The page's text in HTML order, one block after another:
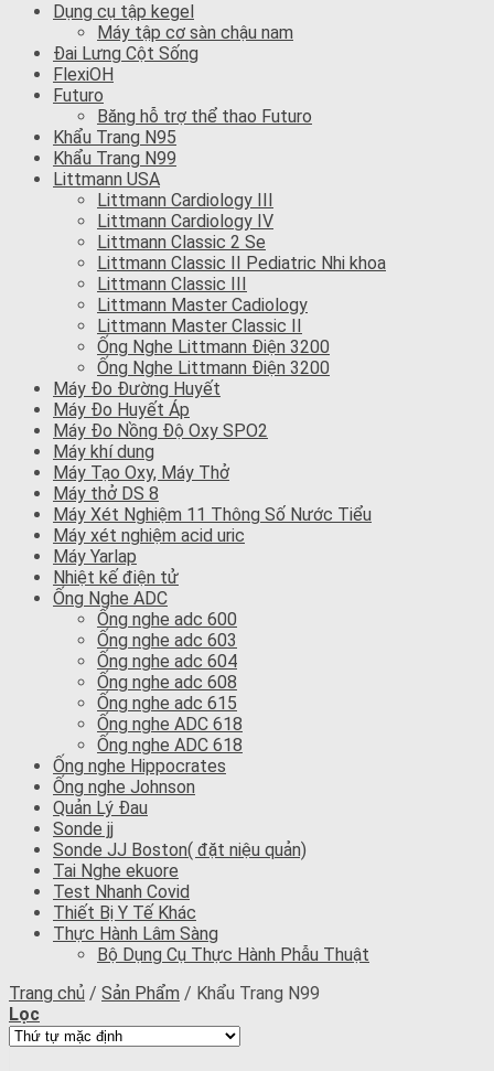
Dụng cụ tập kegel
Máy tập cơ sàn chậu nam
Đai Lưng Cột Sống
FlexiOH
Futuro
Băng hỗ trợ thể thao Futuro
Khẩu Trang N95
Khẩu Trang N99
Littmann USA
Littmann Cardiology III
Littmann Cardiology IV
Littmann Classic 2 Se
Littmann Classic II Pediatric Nhi khoa
Littmann Classic III
Littmann Master Cadiology
Littmann Master Classic II
Ống Nghe Littmann Điện 3200
Ống Nghe Littmann Điện 3200
Máy Đo Đường Huyết
Máy Đo Huyết Áp
Máy Đo Nồng Độ Oxy SPO2
Máy khí dung
Máy Tạo Oxy, Máy Thở
Máy thở DS 8
Máy Xét Nghiệm 11 Thông Số Nước Tiểu
Máy xét nghiệm acid uric
Máy Yarlap
Nhiệt kế điện tử
Ống Nghe ADC
Ống nghe adc 600
Ống nghe adc 603
Ống nghe adc 604
Ống nghe adc 608
Ống nghe adc 615
Ống nghe ADC 618
Ống nghe ADC 618
Ống nghe Hippocrates
Ống nghe Johnson
Quản Lý Đau
Sonde jj
Sonde JJ Boston( đặt niệu quản)
Tai Nghe ekuore
Test Nhanh Covid
Thiết Bị Y Tế Khác
Thực Hành Lâm Sàng
Bộ Dụng Cụ Thực Hành Phẫu Thuật
Trang chủ / Sản Phẩm / Khẩu Trang N99
Lọc